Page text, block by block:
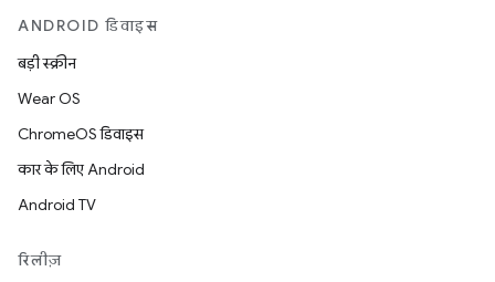
ANDROID डिवाइस
बड़ी स्क्रीन
Wear OS
ChromeOS डिवाइस
कार के लिए Android
Android TV
रिलीज़